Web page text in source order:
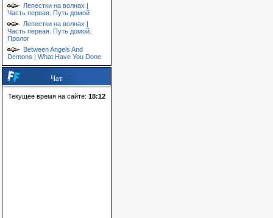
Лепестки на волнах |
Часть первая. Путь домой
Лепестки на волнах |
Часть первая. Путь домой.
Пролог
Between Angels And
Demons | What Have You Done
Чат
Текущее время на сайте: 18:12